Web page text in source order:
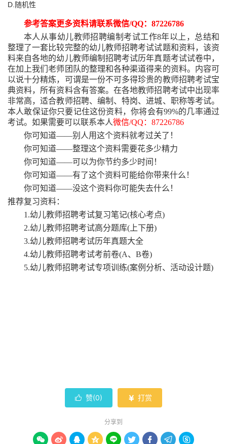
D.随机性
参考答案更多资料请联系微信/QQ：87226786
本人从事幼儿教师招聘编制考试工作8年以上，总结和
整理了一套比较完整的幼儿教师招聘考试试题和资料，该资
料来自各地的幼儿教师编制招聘考试历年真题考试试卷中，
在加上我们老师团队的整理和各种渠道得来的资料。内容可
以说十分精炼，可谓是一份不可多得珍贵的教师招聘考试宝
典资料，所有资料含有答案。在各地教师招聘考试中出现率
非常高，适合教师招聘、编制、特岗、进城、职称等考试。
本人敢保证你只要记住这份资料，你将会有99%的几率通过
考试。如果需要可以联系本人微信/QQ：87226786
你可知道——别人用这个资料就考过关了！
你可知道——整理这个资料需要花多少精力
你可知道——可以为你节约多少时间！
你可知道——有了这个资料可能给你带来什么！
你可知道——没这个资料你可能失去什么！
推荐复习资料：
1.幼儿教师招聘考试复习笔记(核心考点)
2.幼儿教师招聘考试高分题库(上下册)
3.幼儿教师招聘考试历年真题大全
4.幼儿教师招聘考试考前卷(A、B卷)
5.幼儿教师招聘考试专项训练(案例分析、活动设计题)
 赞(0)  打赏
分享到
        